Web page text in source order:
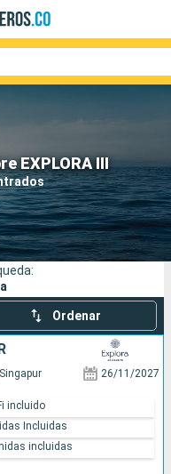
EXPLORA III
Ordenar
Singapur 26/11/2027
incluido
Incluidas
incluidas